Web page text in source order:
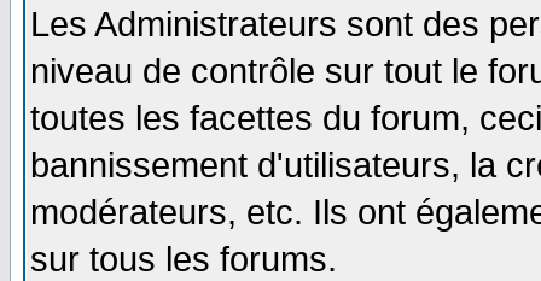
Les Administrateurs sont des
niveau de contrôle sur tout le
toutes les facettes du forum,
bannissement d'utilisateurs, la
modérateurs, etc. Ils ont
sur tous les forums.